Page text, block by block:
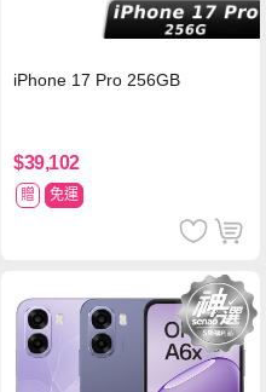
iPhone 17 Pro 256GB
$39,102
贈 免運